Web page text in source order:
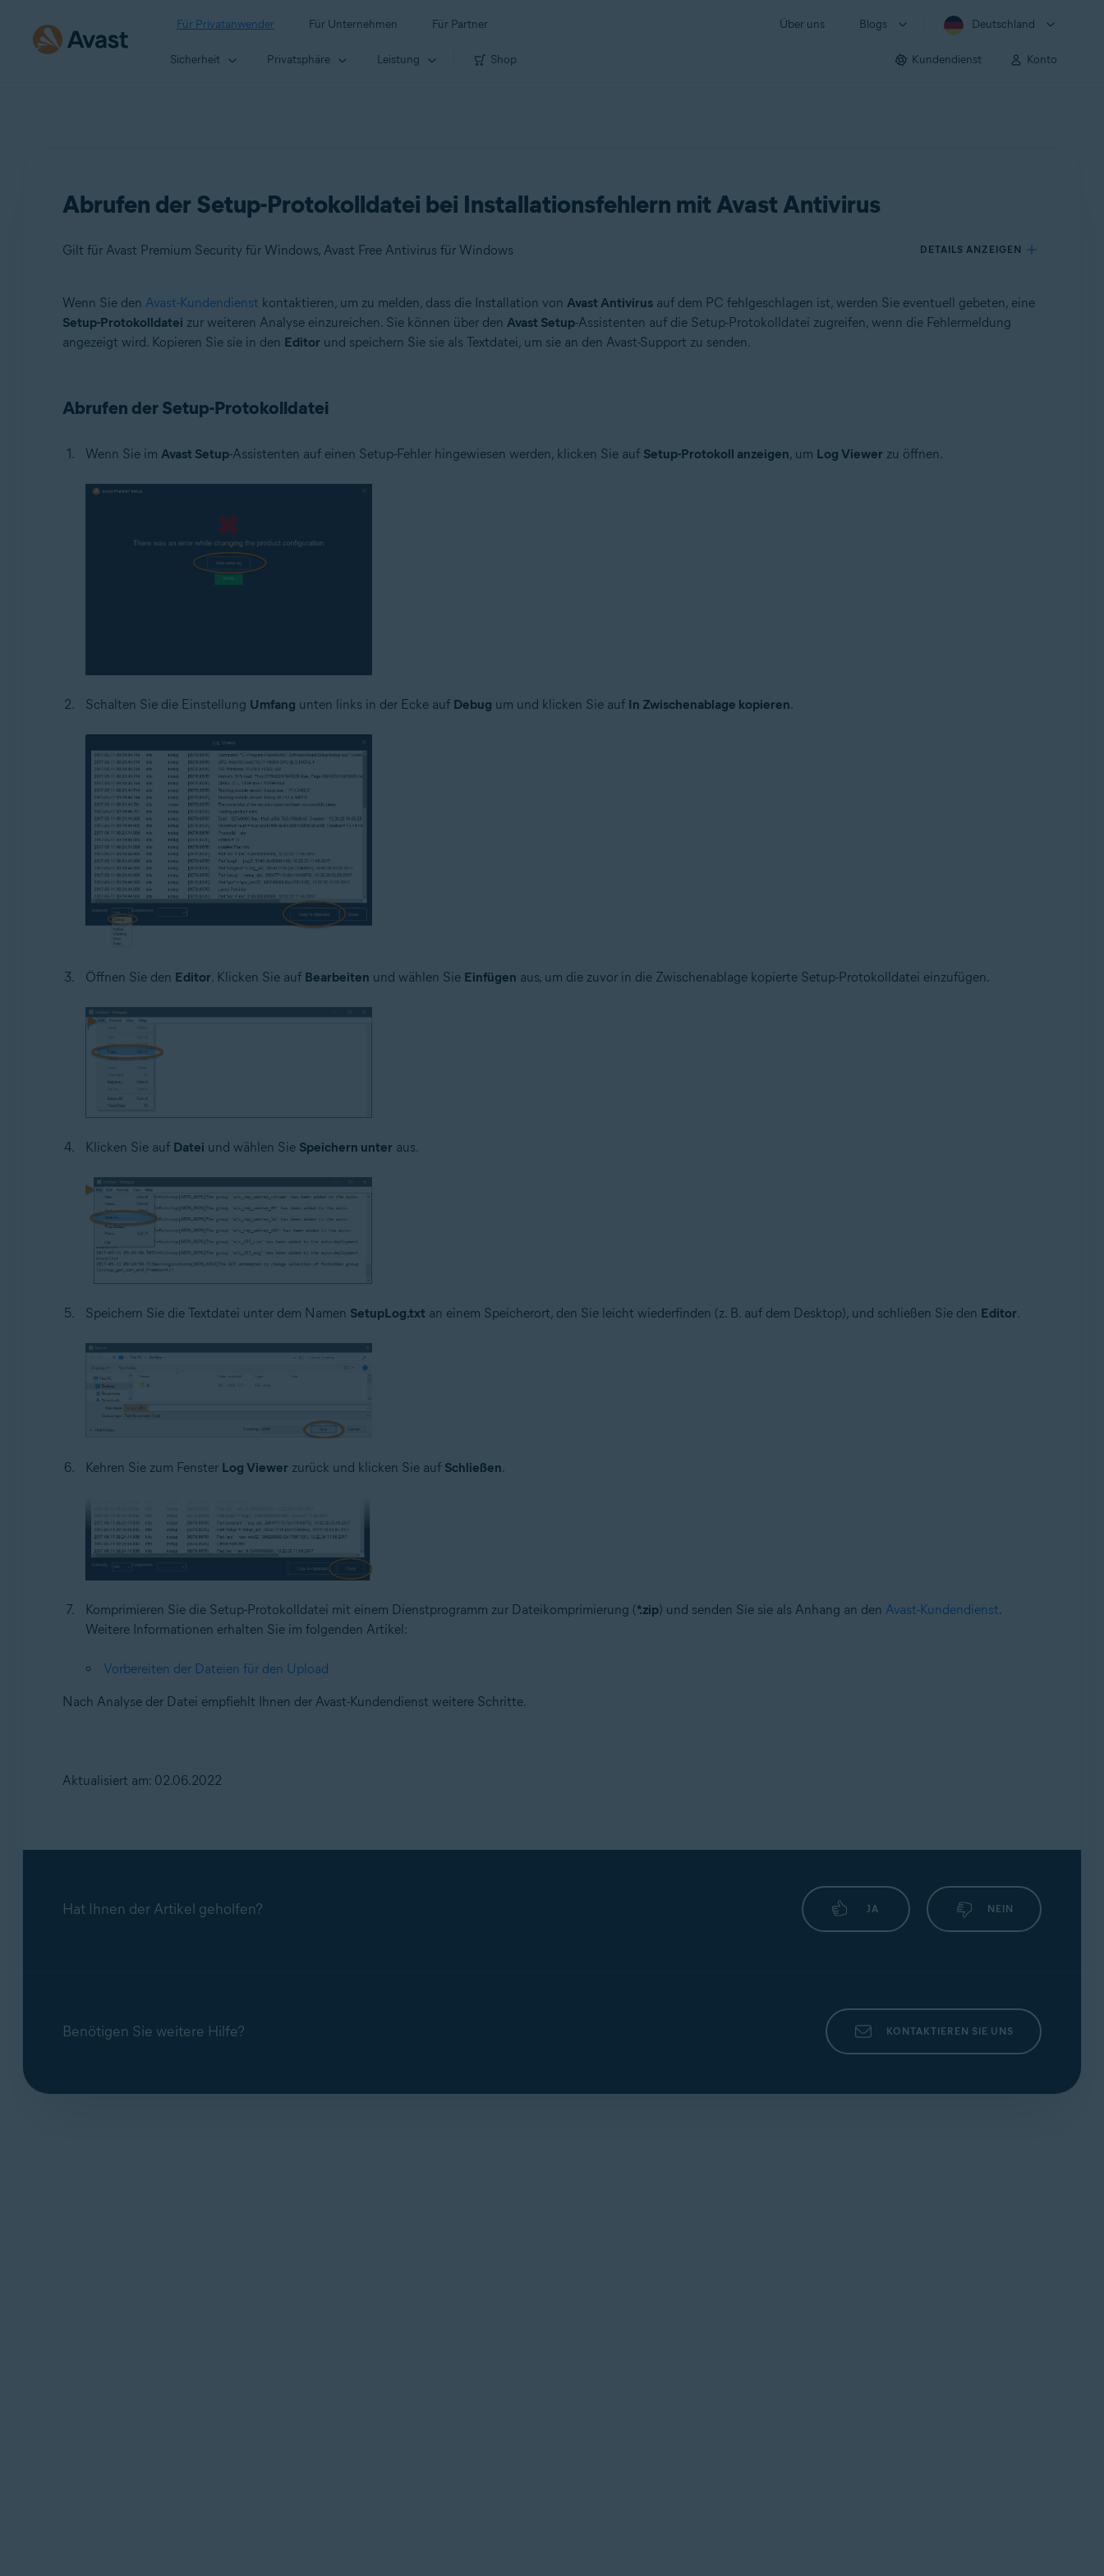
Für Privatanwender Für Unternehmen Für Partner Über uns Blogs Deutschland
Sicherheit Privatsphäre Leistung Shop Kundendienst Konto
Abrufen der Setup-Protokolldatei bei Installationsfehlern mit Avast Antivirus
Gilt für Avast Premium Security für Windows, Avast Free Antivirus für Windows DETAILS ANZEIGEN
Produkte:
Avast Premium Security 21.x für Windows
Betriebssysteme:
Microsoft Windows 8.1 Home/Pro/Enterprise/Education – 32-/64-Bit
Microsoft Windows 8 Home/Pro/Enterprise/Education – 32-/64-Bit
Wenn Sie den Avast-Kundendienst kontaktieren, um zu melden, dass die Installation von Avast Antivirusauf dem PC fehlgeschlagen ist, werden Sie eventuell gebeten, eine
Setup-Protokolldatei zur weiteren Analyse einzureichen. Sie können über den Avast Setup-Assistenten auf die Setup-Protokolldatei zugreifen, wenn die Fehlermeldung
angezeigt wird. Kopieren Sie sie in den Editor und speichern Sie sie als Textdatei, um sie an den Avast-Support zu senden.
Abrufen der Setup-Protokolldatei
Wenn Sie im Avast Setup-Assistenten auf einen Setup-Fehler hingewiesen werden, klicken Sie auf Setup-Protokoll anzeigen, um Log Viewer zu öffnen.
Schalten Sie die Einstellung Umfang unten links in der Ecke auf Debug um und klicken Sie auf In Zwischenablage kopieren.
Öffnen Sie den Editor. Klicken Sie auf Bearbeiten und wählen Sie Einfügen aus, um die zuvor in die Zwischenablage kopierte Setup-Protokolldatei einzufügen.
Klicken Sie auf Datei und wählen Sie Speichern unter aus.
Speichern Sie die Textdatei unter dem Namen SetupLog.txt an einem Speicherort, den Sie leicht wiederfinden (z. B. auf dem Desktop), und schließen Sie den Editor.
Kehren Sie zum Fenster Log Viewer zurück und klicken Sie auf Schließen.
Komprimieren Sie die Setup-Protokolldatei mit einem Dienstprogramm zur Dateikomprimierung (*.zip) und senden Sie sie als Anhang an den Avast-Kundendienst.
Weitere Informationen erhalten Sie im folgenden Artikel:
Vorbereiten der Dateien für den Upload
Nach Analyse der Datei empfiehlt Ihnen der Avast-Kundendienst weitere Schritte.
Aktualisiert am: 02.06.2022
Hat Ihnen der Artikel geholfen? JA NEIN
Benötigen Sie weitere Hilfe? KONTAKTIEREN SIE UNS